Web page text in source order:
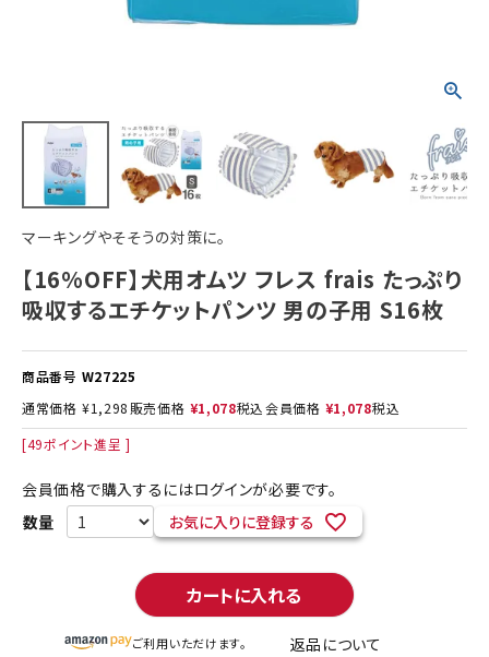
マーキングやそそうの対策に。
【16%OFF】犬用オムツ フレス frais たっぷり
吸収するエチケットパンツ 男の子用 S16枚
商品番号 W27225
通常価格 ¥1,298 販売価格 ¥1,078税込会員価格 ¥1,078税込
[49ポイント進呈 ]
会員価格で購入するにはログインが必要です。
お気に入りに登録する
カートに入れる
ご利用いただけます。 返品について